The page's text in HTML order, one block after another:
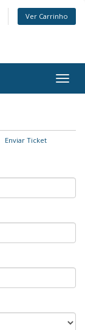
Ver Carrinho
Enviar Ticket